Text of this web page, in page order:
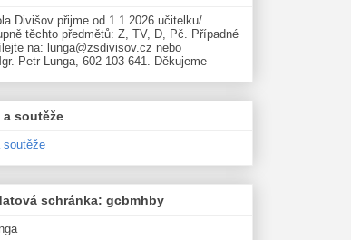
Divišov přijme od 1.1.2026 učitelku/
těchto předmětů: Z, TV, D, Pč. Případné
na: lunga@zsdivisov.cz nebo
Petr Lunga, 602 103 641. Děkujeme
soutěže
soutěže
schránka: gcbmhby